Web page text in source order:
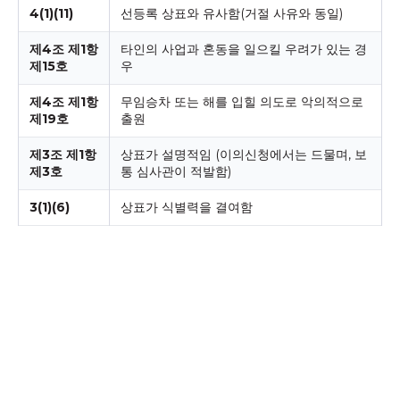
4(1)(11) 선등록 상표와 유사함(거절 사유와 동일)
제4조 제1항
제15호
타인의 사업과 혼동을 일으킬 우려가 있는 경
우
제4조 제1항
제19호
무임승차 또는 해를 입힐 의도로 악의적으로
출원
제3조 제1항
제3호
상표가 설명적임 (이의신청에서는 드물며, 보
통 심사관이 적발함)
3(1)(6) 상표가 식별력을 결여함